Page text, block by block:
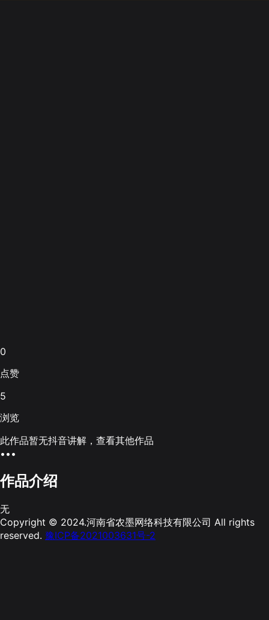
0
点赞
5
浏览
此作品暂无抖音讲解，查看其他作品
•••
作品介绍
无
Copyright © 2024.河南省农墨网络科技有限公司 All rights
reserved. 豫ICP备2021003631号-2